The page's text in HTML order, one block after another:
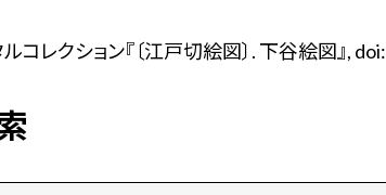
レクション『〔江戸切絵図〕. 下谷絵図』, doi: